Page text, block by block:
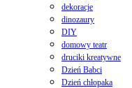
dekoracje
dinozaury
DIY
domowy teatr
druciki kreatywne
Dzień Babci
Dzień chłopaka